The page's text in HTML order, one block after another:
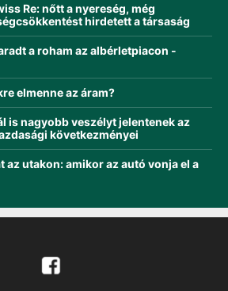
Re: nőtt a nyereség, még
hirdetett a társaság
a roham az albérletpiacon -
elmenne az áram?
is nagyobb veszélyt jelentenek az
következményei
az utakon: amikor az autó vonja el a